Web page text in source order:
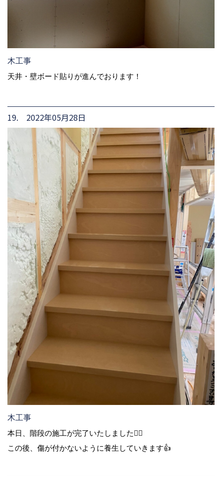
木工事
天井・壁ボード貼りが進んでおります！
19. 2022年05月28日
木工事
本日、階段の施工が完了いたしました🙆‍♀️
この後、傷が付かないように養生していきます👍